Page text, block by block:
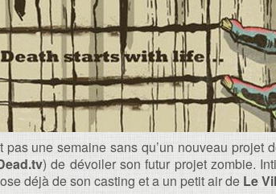
une semaine sans qu’un nouveau projet
) de dévoiler son futur projet zombie.
déjà de son casting et a un petit air de Le